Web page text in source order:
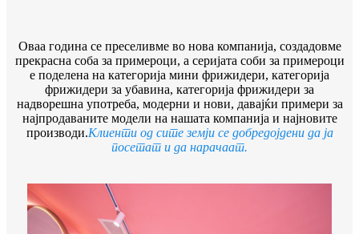
Оваа година се преселивме во нова компанија, создадовме
прекрасна соба за примероци, а серијата соби за примероци
е поделена на категорија мини фрижидери, категорија
фрижидери за убавина, категорија фрижидери за
надворешна употреба, модерни и нови, давајќи примери за
најпродаваните модели на нашата компанија и најновите
производи.Клиенти од сите земји се добредојдени да ја
посетат и да нарачаат.